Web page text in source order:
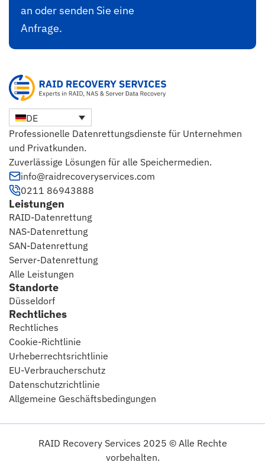
an oder senden Sie eine
Anfrage.
DE
Professionelle Datenrettungsdienste für Unternehmen
und Privatkunden.
Zuverlässige Lösungen für alle Speichermedien.
info@raidrecoveryservices.com
0211 86943888
Leistungen
RAID-Datenrettung
NAS-Datenrettung
SAN-Datenrettung
Server-Datenrettung
Alle Leistungen
Standorte
Düsseldorf
Rechtliches
Rechtliches
Cookie-Richtlinie
Urheberrechtsrichtlinie
EU-Verbraucherschutz
Datenschutzrichtlinie
Allgemeine Geschäftsbedingungen
RAID Recovery Services 2025 © Alle Rechte
vorbehalten.